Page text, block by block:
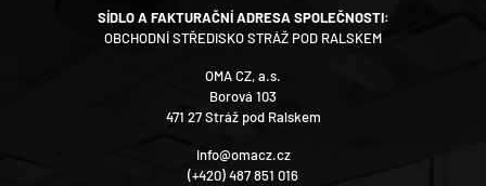
SÍDLO A FAKTURAČNÍ ADRESA SPOLEČNOSTI:
OBCHODNÍ STŘEDISKO STRÁŽ POD RALSKEM
OMA CZ, a.s.
Borová 103
471 27 Stráž pod Ralskem
info@omacz.cz
(+420) 487 851 016